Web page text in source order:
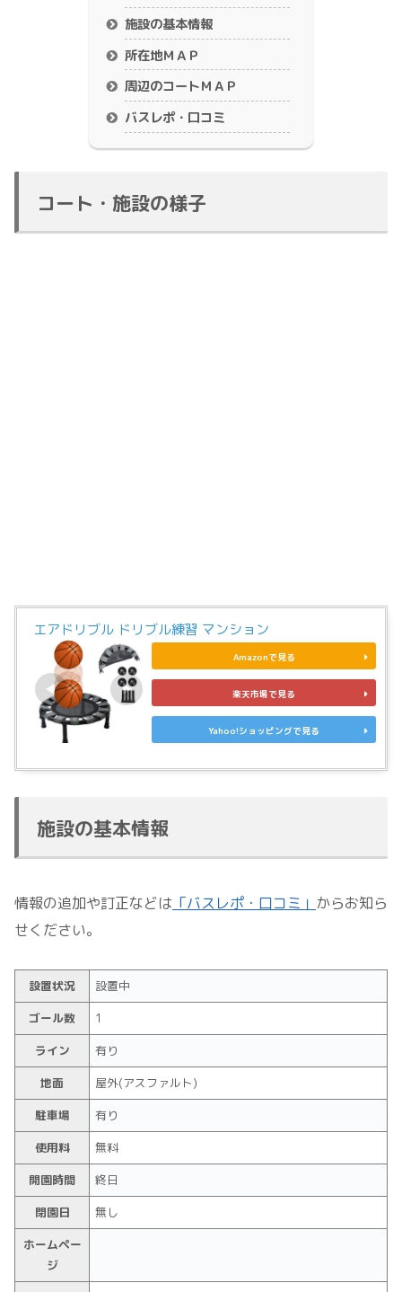
施設の基本情報
所在地ＭＡＰ
周辺のコートＭＡＰ
バスレポ・口コミ
コート・施設の様子
エアドリブル ドリブル練習 マンション
Amazonで見る
楽天市場で見る
Yahoo!ショッピングで見る
施設の基本情報
情報の追加や訂正などは 「バスレポ・口コミ」 からお知ら
せください。
設置状況
設置中
ゴール数
1
ライン
有り
地面
屋外(アスファルト)
駐車場
有り
使用料
無料
開園時間
終日
閉園日
無し
ホームペー
ジ